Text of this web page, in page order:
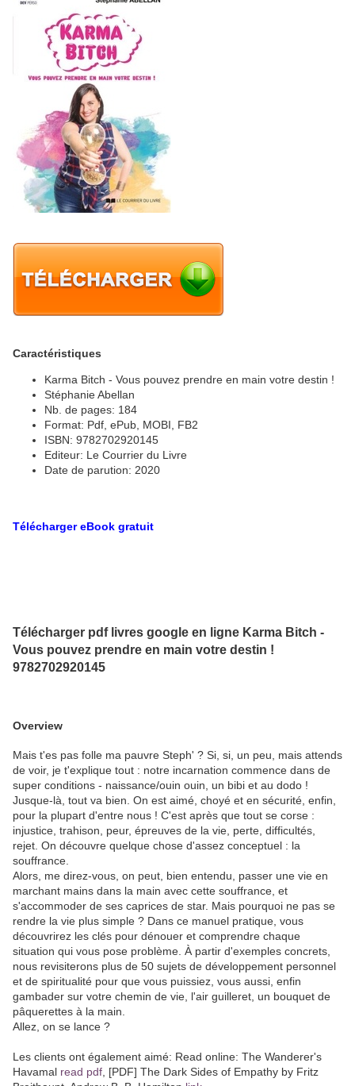
Caractéristiques
Karma Bitch - Vous pouvez prendre en main votre destin !
Stéphanie Abellan
Nb. de pages: 184
Format: Pdf, ePub, MOBI, FB2
ISBN: 9782702920145
Editeur: Le Courrier du Livre
Date de parution: 2020
Télécharger eBook gratuit
Télécharger pdf livres google en ligne Karma Bitch -
Vous pouvez prendre en main votre destin !
9782702920145
Overview
Mais t'es pas folle ma pauvre Steph' ? Si, si, un peu, mais attends
de voir, je t'explique tout : notre incarnation commence dans de
super conditions - naissance/ouin ouin, un bibi et au dodo !
Jusque-là, tout va bien. On est aimé, choyé et en sécurité, enfin,
pour la plupart d'entre nous ! C'est après que tout se corse :
injustice, trahison, peur, épreuves de la vie, perte, difficultés,
rejet. On découvre quelque chose d'assez conceptuel : la
souffrance.
Alors, me direz-vous, on peut, bien entendu, passer une vie en
marchant mains dans la main avec cette souffrance, et
s'accommoder de ses caprices de star. Mais pourquoi ne pas se
rendre la vie plus simple ? Dans ce manuel pratique, vous
découvrirez les clés pour dénouer et comprendre chaque
situation qui vous pose problème. À partir d'exemples concrets,
nous revisiterons plus de 50 sujets de développement personnel
et de spiritualité pour que vous puissiez, vous aussi, enfin
gambader sur votre chemin de vie, l'air guilleret, un bouquet de
pâquerettes à la main.
Allez, on se lance ?
Les clients ont également aimé: Read online: The Wanderer's
Havamal read pdf , [PDF] The Dark Sides of Empathy by Fritz